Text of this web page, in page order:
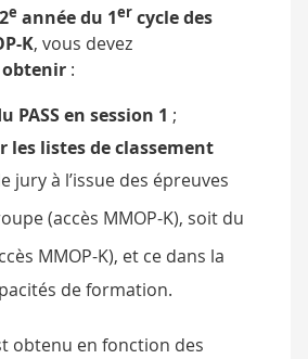
e année du 1er cycle des
K, vous devez
:
PASS en session 1 ;
les listes de classement
jury à l’issue des épreuves
(accès MMOP-K), soit du
MMOP-K), et ce dans la
de formation.
obtenu en fonction des